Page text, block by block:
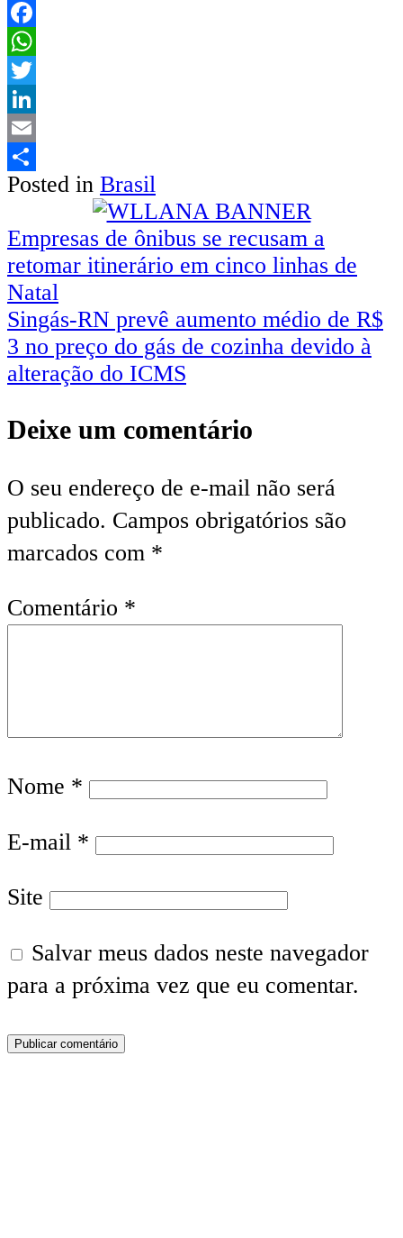
Facebook
WhatsApp
Twitter
LinkedIn
Email
Share
Posted in Brasil
Empresas de ônibus se recusam a
retomar itinerário em cinco linhas de
Natal
Singás-RN prevê aumento médio de R$
3 no preço do gás de cozinha devido à
alteração do ICMS
Deixe um comentário
O seu endereço de e-mail não será
publicado. Campos obrigatórios são
marcados com *
Comentário *
Nome *
E-mail *
Site
Salvar meus dados neste navegador
para a próxima vez que eu comentar.